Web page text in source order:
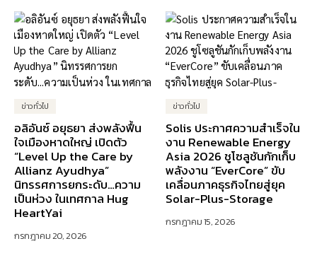
ข่าวทั่วไป
อลิอันซ์ อยุธยา ส่งพลังฟื้น
ใจเมืองหาดใหญ่ เปิดตัว
“Level Up the Care by
Allianz Ayudhya”
นิทรรศการยกระดับ…ความ
เป็นห่วง ในเทศกาล Hug
HeartYai
กรกฎาคม 20, 2026
ข่าวทั่วไป
Solis ประกาศความสำเร็จใน
งาน Renewable Energy
Asia 2026 ชูโซลูชันกักเก็บ
พลังงาน “EverCore” ขับ
เคลื่อนภาคธุรกิจไทยสู่ยุค
Solar-Plus-Storage
กรกฎาคม 15, 2026